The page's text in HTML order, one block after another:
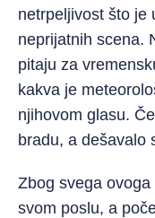
netrpeljivost što je
neprijatnih scena.
pitaju za
kakva je
njihovom glasu.
bradu, a dešavalo
Zbog svega
svom poslu, a